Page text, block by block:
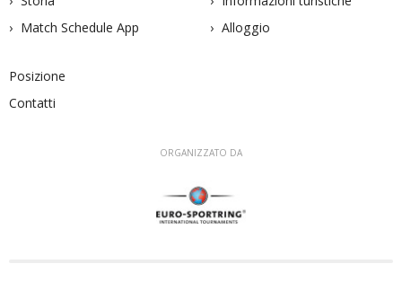
Match Schedule App
Alloggio
Posizione
Contatti
ORGANIZZATO DA